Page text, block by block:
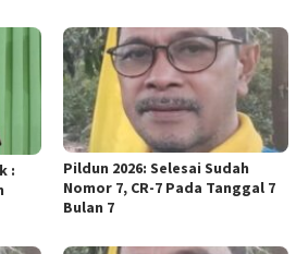
:
Pildun 2026: Selesai Sudah
Nomor 7, CR-7 Pada Tanggal 7
Bulan 7